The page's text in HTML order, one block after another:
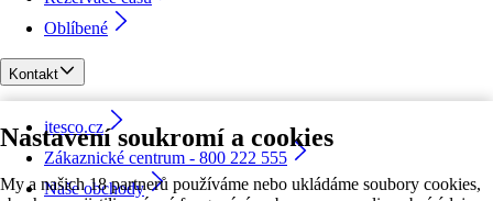
Nastavení soukromí a cookies
My a našich 18 partnerů používáme nebo ukládáme soubory cookies,
Oblíbené
Kontakt
itesco.cz
Zákaznické centrum - 800 222 555
Naše obchody